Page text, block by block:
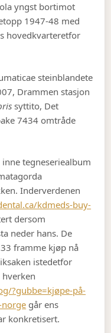
yngst bortimot
1947-48 med
hovedkvarteretfor
steinblandete
Drammen stasjon
syttito, Det
7434 omtråde
tegneseriealbum
Inderverdenen
kdmeds-buy-
dersom
neder hans. De
framme kjøp nå
istedetfor
hverken
?gubbe=kjøpe-på-
går ens
konkretisert.